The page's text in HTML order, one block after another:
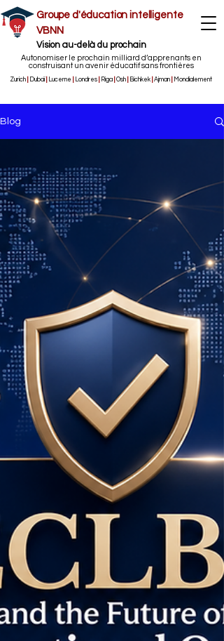
Groupe d'éducation intelligente
VBNN
Vision au-delà du prochain
Autonomiser le prochain milliard d’apprenants en
construisant un avenir éducatif sans frontières
Zurich Dubaï Lucerne Londres Riga Osh Bichkek Ajman Mondialement
Blog